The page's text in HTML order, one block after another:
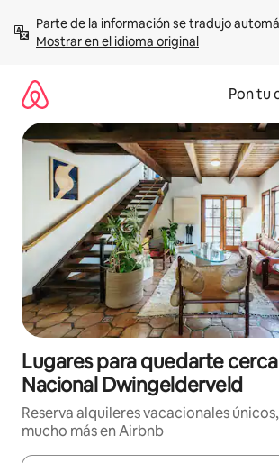
contenidoMostrar en el idioma original
Pon tu
Lugares para quedarte
Nacional Dwingelderveld
Reserva alquileres vacacionales
mucho más en Airbnb